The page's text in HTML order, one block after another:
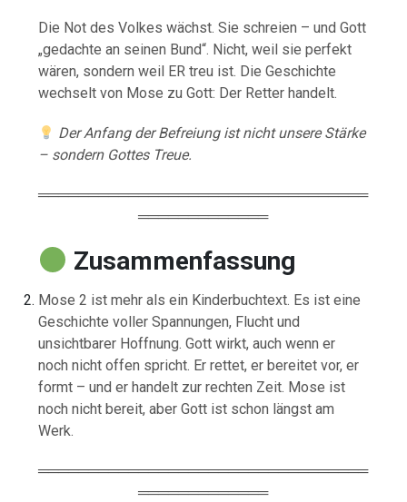
Die Not des Volkes wächst. Sie schreien – und Gott
„gedachte an seinen Bund“. Nicht, weil sie perfekt
wären, sondern weil ER treu ist. Die Geschichte
wechselt von Mose zu Gott: Der Retter handelt.
Der Anfang der Befreiung ist nicht unsere Stärke
– sondern Gottes Treue.
═════════════════════════════════
═════════════
Zusammenfassung
Mose 2 ist mehr als ein Kinderbuchtext. Es ist eine
Geschichte voller Spannungen, Flucht und
unsichtbarer Hoffnung. Gott wirkt, auch wenn er
noch nicht offen spricht. Er rettet, er bereitet vor, er
formt – und er handelt zur rechten Zeit. Mose ist
noch nicht bereit, aber Gott ist schon längst am
Werk.
═════════════════════════════════
═════════════